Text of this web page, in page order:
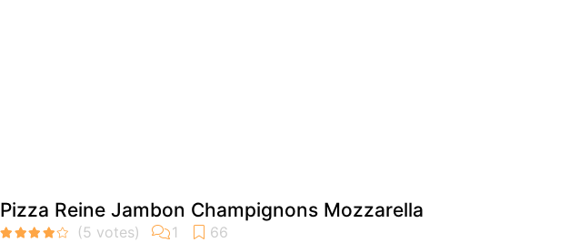
Pizza Reine Jambon Champignons Mozzarella